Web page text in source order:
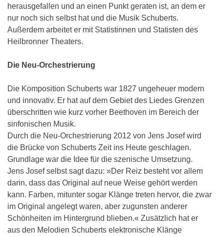
herausgefallen und an einen Punkt geraten ist, an dem er
nur noch sich selbst hat und die Musik Schuberts.
Außerdem arbeitet er mit Statistinnen und Statisten des
Heilbronner Theaters.
Die Neu-Orchestrierung
Die Komposition Schuberts war 1827 ungeheuer modern
und innovativ. Er hat auf dem Gebiet des Liedes Grenzen
überschritten wie kurz vorher Beethoven im Bereich der
sinfonischen Musik.
Durch die Neu-Orchestrierung 2012 von Jens Josef wird
die Brücke von Schuberts Zeit ins Heute geschlagen.
Grundlage war die Idee für die szenische Umsetzung.
Jens Josef selbst sagt dazu: »Der Reiz besteht vor allem
darin, dass das Original auf neue Weise gehört werden
kann. Farben, mitunter sogar Klänge treten hervor, die zwar
im Original angelegt waren, aber zugunsten anderer
Schönheiten im Hintergrund blieben.« Zusätzlich hat er
aus den Melodien Schuberts elektronische Klänge